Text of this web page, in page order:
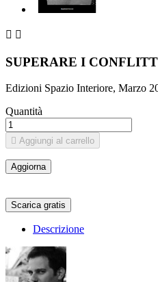
 
SUPERARE I
Edizioni Spazio Interiore, Marzo
Quantità
 Aggiungi al carrello
Scarica gratis
Descrizione